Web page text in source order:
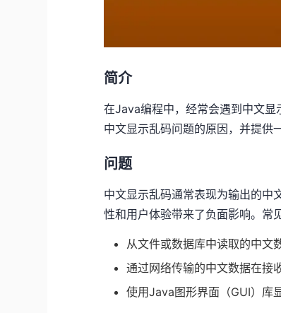
简介
在Java编程中，经常会遇到中文
中文显示乱码问题的原因，并提供
问题
中文显示乱码通常表现为输出的中
性和用户体验带来了负面影响。常
从文件或数据库中读取的中文
通过网络传输的中文数据在接
使用Java图形界面（GUI）库